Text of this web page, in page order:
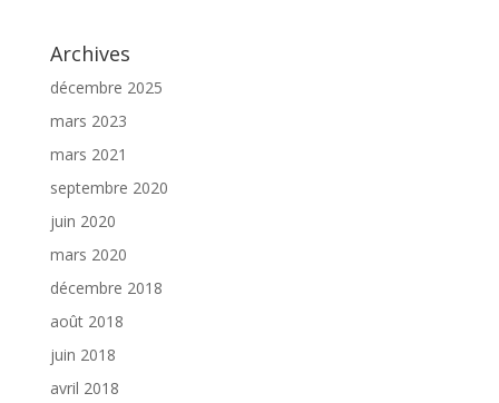
Archives
décembre 2025
mars 2023
mars 2021
septembre 2020
juin 2020
mars 2020
décembre 2018
août 2018
juin 2018
avril 2018